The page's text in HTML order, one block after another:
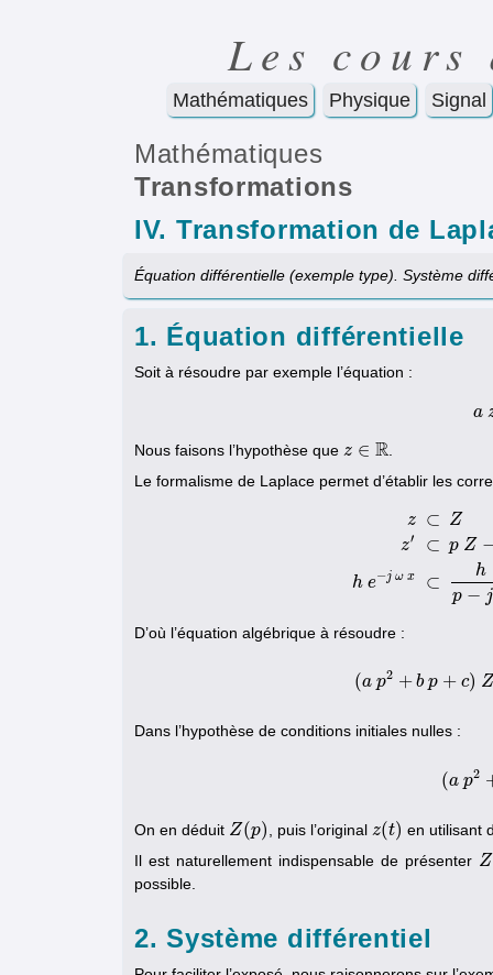
Les cours
Mathématiques Physique Signal
Mathématiques
Transformations
IV. Transformation de
Équation différentielle (exemple type). Système
1. Équation différentielle
Soit à résoudre par exemple l’équation :
a
Nous faisons l’hypothèse que z ∈ R
z∈R
Le formalisme de Laplace permet d’établir les
z
z′
h e−j ω x
⊂ Z
⊂ p Z
⊂
h
p − j
⊂ p
D’où l’équation algébrique à résoudre :
(a p2 + b p + c) Z
(a p2+b p+
Dans l’hypothèse de conditions initiales nulles :
(a p2( a
On en déduit Z(p)
Z(p) , puis l’original z(t)
z(t)
en utilisant
Il est naturellement indispensable de présenter Z
Z
possible.
2. Système différentiel